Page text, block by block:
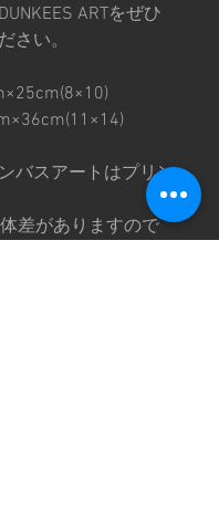
ARTをぜひ
さい。
バスアートはプリン
差がありますので